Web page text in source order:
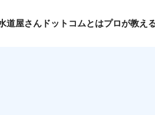
道屋さんドットコムとはプロが教え